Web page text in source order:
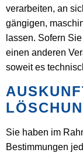
verarbeiten, an
gängigen,
lassen. Sofern
einen anderen
soweit es
Sie haben im
Bestimmungen